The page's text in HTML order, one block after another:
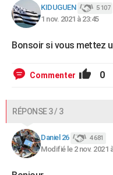
KIDUGUEN 5 107
1 nov. 2021 à 23:45
Bonsoir si vous mettez
Commenter 0
RÉPONSE 3 / 3
Daniel 26 4 681
Modifié le 2 nov. 2021